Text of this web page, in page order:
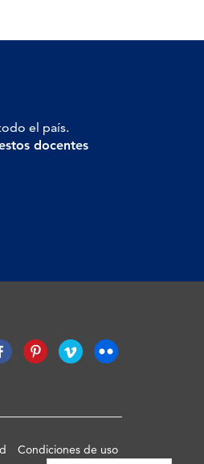
el país.
docentes
Condiciones de uso